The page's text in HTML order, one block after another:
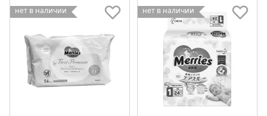
нет в наличии нет в наличии